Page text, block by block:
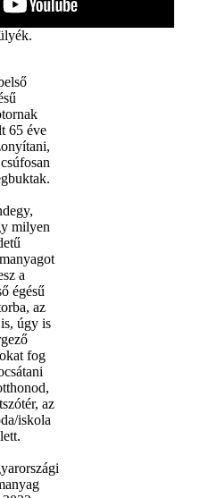
65 éve
milyen
a
égésű
az
úgy is
fog
az
iskola